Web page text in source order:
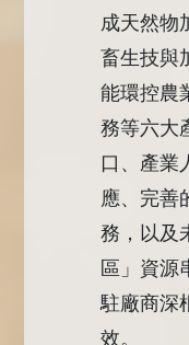
成天然物
畜生技與
能環控農
務等六大
口、產業
應、完善
務，以及
區」資源
駐廠商深
效。